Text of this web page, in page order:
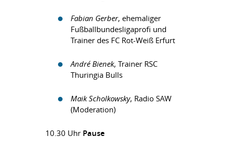
Fabian Gerber, ehemaliger
Fußballbundesligaprofi und
Trainer des FC Rot-Weiß Erfurt
André Bienek, Trainer RSC
Thuringia Bulls
Maik Scholkowsky, Radio SAW
(Moderation)
10.30 Uhr Pause